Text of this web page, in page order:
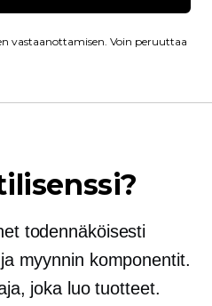
vastaanottamisen. Voin peruuttaa
todennäköisesti
myynnin komponentit.
joka luo tuotteet.